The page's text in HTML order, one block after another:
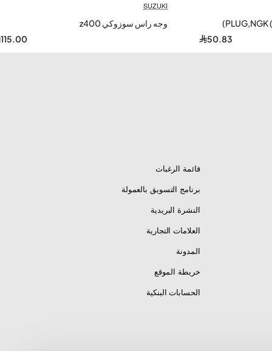
50.83
SUZUKI
وجه راس سوزوكي z400
115.00
قائمة الرغبات
برنامج التسويق بالعمولة
النشرة البريدية
العلامات التجارية
المدونة
خريطة الموقع
الحسابات البنكية